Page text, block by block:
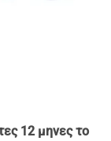
12 μηνες το